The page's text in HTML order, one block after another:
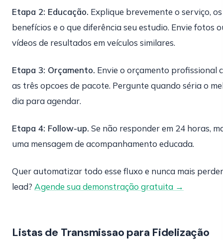
Etapa 2: Educação. Explique brevemente o serviço, os
benefícios e o que diferência seu estudio. Envie fotos
vídeos de resultados em veículos similares.
Etapa 3: Orçamento. Envie o orçamento profissional
as três opcoes de pacote. Pergunte quando séria o
dia para agendar.
Etapa 4: Follow-up. Se não responder em 24 horas,
uma mensagem de acompanhamento educada.
Quer automatizar todo esse fluxo e nunca mais
lead? Agende sua demonstração gratuita →
Listas de Transmissao para Fidelização